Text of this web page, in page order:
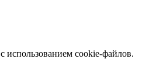
использованием cookie-файлов.